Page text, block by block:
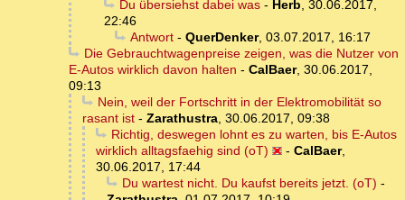
Du übersiehst dabei was- Herb, 30.06.2017,
22:46
Antwort- QuerDenker, 03.07.2017, 16:17
Die Gebrauchtwagenpreise zeigen, was die Nutzer von
E-Autos wirklich davon halten - CalBaer, 30.06.2017,
09:13
Nein, weil der Fortschritt in der Elektromobilität so
rasant ist - Zarathustra, 30.06.2017, 09:38
Richtig, deswegen lohnt es zu warten, bis E-Autos
wirklich alltagsfaehig sind (oT)
- CalBaer,
30.06.2017, 17:44
Du wartest nicht. Du kaufst bereits jetzt. (oT) -